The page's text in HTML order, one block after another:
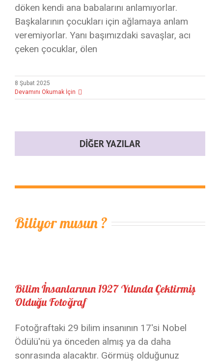
döken kendi ana babalarını anlamıyorlar.
Başkalarının çocukları için ağlamaya anlam
veremiyorlar. Yanı başımızdaki savaşlar, acı
çeken çocuklar, ölen
8 Şubat 2025
Devamını Okumak İçin
DIĞER YAZILAR
Biliyor musun ?
Bilim İnsanlarının 1927 Yılında Çektirmiş
Olduğu Fotoğraf
Fotoğraftaki 29 bilim insanının 17'si Nobel
Ödülü'nü ya önceden almış ya da daha
sonrasında alacaktır. Görmüş olduğunuz